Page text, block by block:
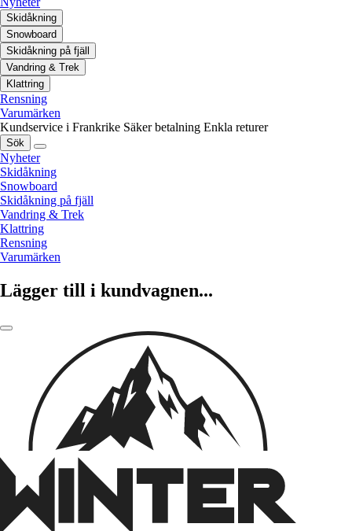
Skidåkning
Snowboard
Skidåkning på fjäll
Vandring & Trek
Klattring
Rensning
Varumärken
Kundservice i Frankrike Säker betalning Enkla returer
Sök
Nyheter
Skidåkning
Snowboard
Skidåkning på fjäll
Vandring & Trek
Klattring
Rensning
Varumärken
Lägger till i kundvagnen...